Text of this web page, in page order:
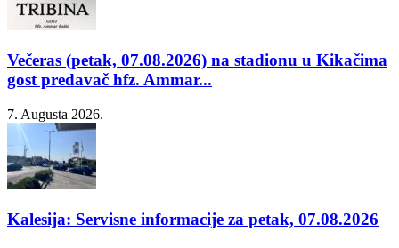
Večeras (petak, 07.08.2026) na stadionu u Kikačima
gost predavač hfz. Ammar...
7. Augusta 2026.
Kalesija: Servisne informacije za petak, 07.08.2026